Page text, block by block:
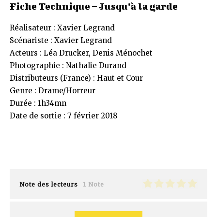
Fiche Technique – Jusqu’à la garde
Réalisateur : Xavier Legrand
Scénariste : Xavier Legrand
Acteurs : Léa Drucker, Denis Ménochet
Photographie : Nathalie Durand
Distributeurs (France) : Haut et Cour
Genre : Drame/Horreur
Durée : 1h34mn
Date de sortie : 7 février 2018
Note des lecteurs 1 Note